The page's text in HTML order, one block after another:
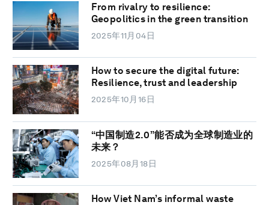
From rivalry to resilience:
Geopolitics in the green transition
2025年11月04日
How to secure the digital future:
Resilience, trust and leadership
2025年10月16日
“中国制造2.0”能否成为全球制造业的
未来？
2025年08月18日
How Viet Nam’s informal waste